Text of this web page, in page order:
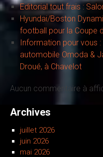
Editorial tout frais :
Hyundai/Boston
football pour la Coupe
Information pour vous
automobile Omoda &
Droué, à Chavelot
Aucun commentaire à
Archives
juillet 2026
juin 2026
mai 2026